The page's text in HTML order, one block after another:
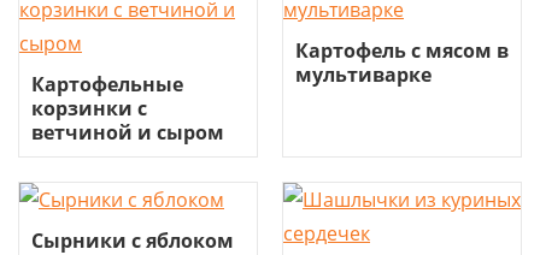
Картофельные
корзинки с
ветчиной и сыром
Картофель с мясом в
мультиварке
Сырники с яблоком